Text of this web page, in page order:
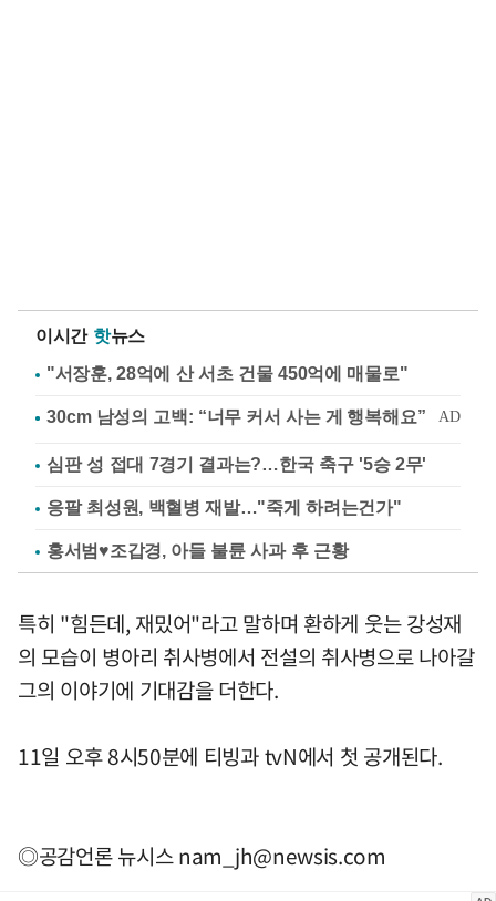
이시간 핫뉴스
"서장훈, 28억에 산 서초 건물 450억에 매물로"
심판 성 접대 7경기 결과는?…한국 축구 '5승 2무'
응팔 최성원, 백혈병 재발…"죽게 하려는건가"
홍서범♥조갑경, 아들 불륜 사과 후 근황
특히 "힘든데, 재밌어"라고 말하며 환하게 웃는 강성재
의 모습이 병아리 취사병에서 전설의 취사병으로 나아갈
그의 이야기에 기대감을 더한다.
11일 오후 8시50분에 티빙과 tvN에서 첫 공개된다.
◎공감언론 뉴시스nam_jh@newsis.com